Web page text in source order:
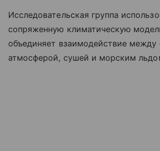
Исследовательская группа
сопряженную климатическую
объединяет взаимодействие между
атмосферой, сушей и морским